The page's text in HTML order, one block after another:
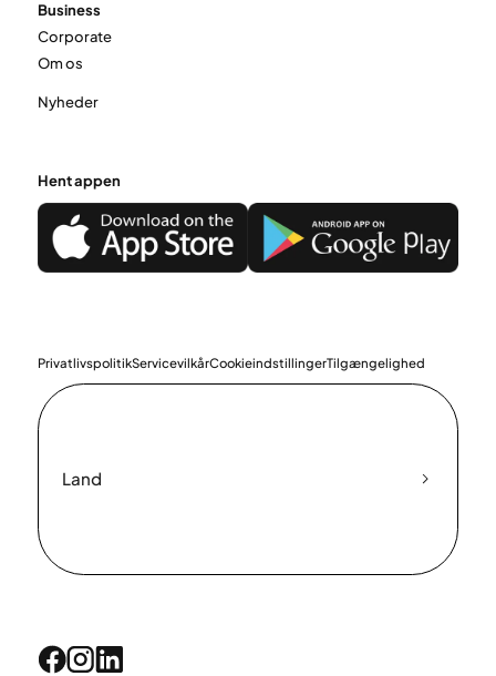
Business
Corporate
Om os
Nyheder
Hent appen
PrivatlivspolitikServicevilkårCookieindstillingerTilgængelighed
Land